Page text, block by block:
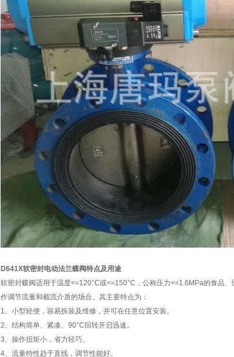
D641X软密封电动法兰蝶阀特点及用途
软密封蝶阀适用于温度<=120°C或<=150°C，公称压力<=1.6MPa的食品
作调节流量和截流介质的场合。其主要特点为：
1、小型轻便，容易拆装及维修，并可在任意位置安装。
2、结构简单、紧凑、90°C回转开启迅速。
3、操作扭矩小，省力轻巧。
4、流量特性趋于直线，调节性能好。